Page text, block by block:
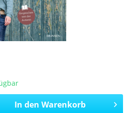
In den Warenkorb